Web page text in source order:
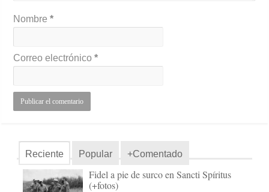
Nombre*
Correo electrónico*
Reciente Popular +Comentado
Fidel a pie de surco en Sancti Spíritus
(+fotos)